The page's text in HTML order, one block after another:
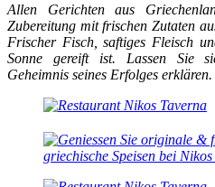
Allen Gerichten aus
Zubereitung mit frischen Zutaten
Frischer Fisch, saftiges Fleisch
Sonne gereift ist. Lassen Sie
Geheimnis seines Erfolges erklären.